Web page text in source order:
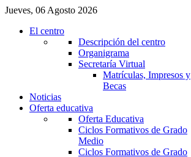
Jueves, 06 Agosto 2026
El centro
Descripción del centro
Organigrama
Secretaría Virtual
Matrículas, Impresos y
Becas
Noticias
Oferta educativa
Oferta Educativa
Ciclos Formativos de Grado
Medio
Ciclos Formativos de Grado